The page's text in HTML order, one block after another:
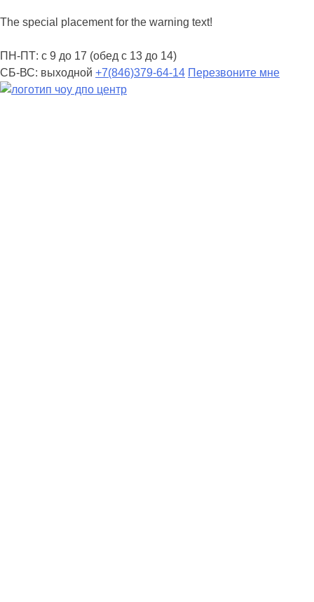
The special placement for the warning text!
ПН-ПТ: с 9 до 17 (обед с 13 до 14)
СБ-ВС: выходной +7(846)379-64-14 Перезвоните мне